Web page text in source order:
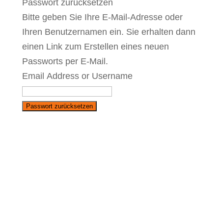
Passwort zurücksetzen
Bitte geben Sie Ihre E-Mail-Adresse oder
Ihren Benutzernamen ein. Sie erhalten dann
einen Link zum Erstellen eines neuen
Passworts per E-Mail.
Email Address or Username
Passwort zurücksetzen